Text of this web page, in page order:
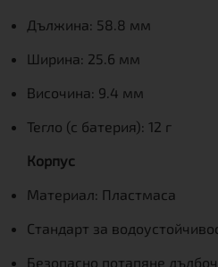
Дължина: 58.8 мм
Ширина: 25.6 мм
Височина: 9.4 мм
Тегло (с батерия): 12 г
Корпус
Материал: Пластмаса
Стандарт за
Безопасно потапяне